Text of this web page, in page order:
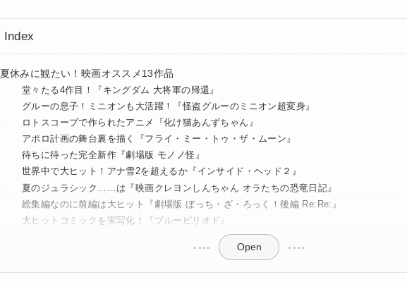
Index
夏休みに観たい！映画オススメ13作品
堂々たる4作目！『キングダム 大将軍の帰還』
グルーの息子！ミニオンも大活躍！『怪盗グルーのミニオン超変身』
ロトスコープで作られたアニメ『化け猫あんずちゃん』
アポロ計画の舞台裏を描く『フライ・ミー・トゥ・ザ・ムーン』
待ちに待った完全新作『劇場版 モノノ怪』
世界中で大ヒット！アナ雪2を超えるか『インサイド・ヘッド２』
夏のジュラシック……は『映画クレヨンしんちゃん オラたちの恐竜日記』
総集編なのに前編は大ヒット『劇場版 ぼっち・ざ・ろっく！後編 Re:Re:』
大ヒットコミックを実写化！『ブルーピリオド』
Open